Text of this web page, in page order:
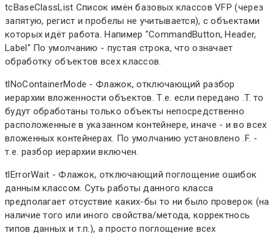
tcBaseClassList Список имён базовых классов VFP (через
запятую, регист и пробелы не учитывается), с объектами
которых идёт работа. Напимер "CommandButton, Header,
Label" По умолчанию - пустая строка, что означает
обработку объектов всех классов.
tlNoContainerMode - Флажок, отключающий разбор
иерархии вложенности объектов. Т.е. если передано .T. то
будут обработаны только объекты непосредственно
расположенные в указанном контейнере, иначе - и во всех
вложенных контейнерах. По умолчанию установлено .F. -
т.е. разбор иерархии включен.
tlErrorWait - Флажок, отключающий поглощение ошибок
данным классом. Суть работы данного класса
предполагает отсуствие каких-бы то ни было проверок (на
наличие того или иного свойства/метода, корректнось
типов данных и т.п.), а просто поглощение всех